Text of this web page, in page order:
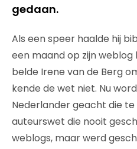
gedaan.
Als een speer haalde hij
een maand op zijn weblog
belde Irene van de Berg
kende de wet niet. Nu
Nederlander geacht die
auteurswet die nooit
weblogs, maar werd